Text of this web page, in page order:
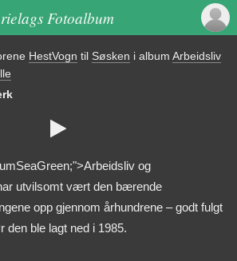
Fotoalbum
HestVogn til Søsken i album Arbeidsliv

og
utvilsomt vært den bærende
opp gjennom århundrene – godt fulgt
den ble lagt ned i 1985.